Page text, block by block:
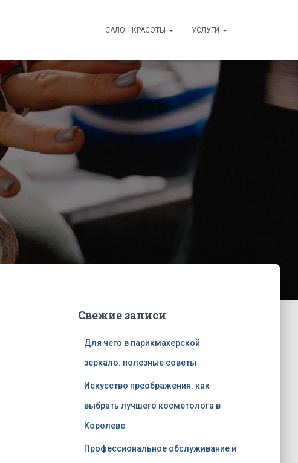
САЛОН КРАСОТЫ УСЛУГИ
Свежие записи
Для чего в парикмахерской
зеркало: полезные советы
Искусство преображения: как
выбрать лучшего косметолога в
Королеве
Профессиональное обслуживание и